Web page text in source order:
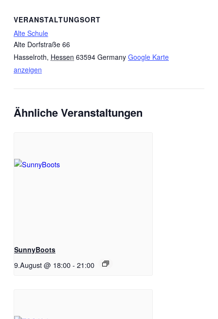
VERANSTALTUNGSORT
Alte Schule
Alte Dorfstraße 66
Hasselroth, Hessen 63594 Germany Google Karte
anzeigen
Ähnliche Veranstaltungen
SunnyBoots
9.August @ 18:00- 21:00